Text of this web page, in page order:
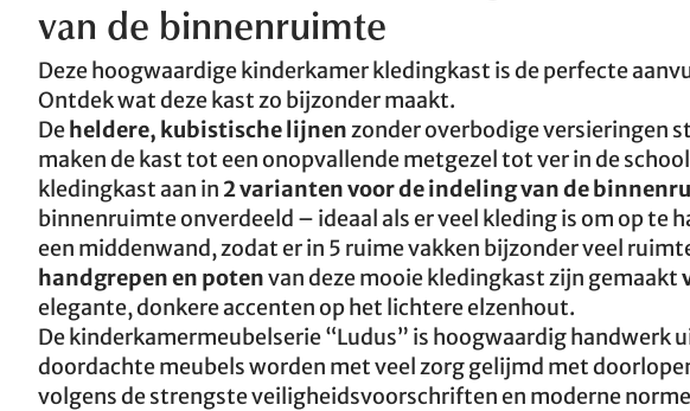
van de binnenruimte
Deze hoogwaardige kinderkamer kledingkast is de perfecte
Ontdek wat deze kast zo bijzonder maakt.
Deheldere, kubistische lijnenzonder overbodige versieringen
maken de kast tot een onopvallende metgezel tot ver in de
kledingkast aan in 2 varianten voor de indeling van de
binnenruimte onverdeeld – ideaal als er veel kleding is om op te
een middenwand, zodat er in 5 ruime vakken bijzonder veel
handgrepen en potenvan deze mooie kledingkast zijn gemaakt
elegante, donkere accenten op het lichtere elzenhout.
De kinderkamermeubelserie “Ludus” is hoogwaardig handwerk
doordachte meubels worden met veel zorg gelijmd met
volgens de strengste veiligheidsvoorschriften en moderne